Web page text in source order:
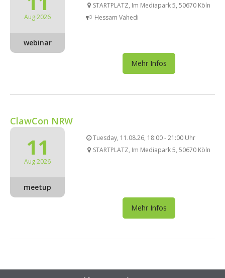
Aug 2026
webinar
STARTPLATZ, Im Mediapark 5, 50670 Köln
Hessam Vahedi
Mehr Infos
ClawCon NRW
11
Aug 2026
meetup
Tuesday, 11.08.26, 18:00 - 21:00 Uhr
STARTPLATZ, Im Mediapark 5, 50670 Köln
Mehr Infos